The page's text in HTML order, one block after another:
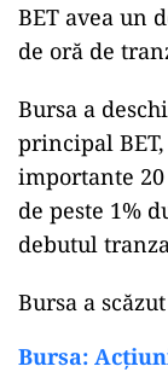
BET avea un
de oră de
Bursa a
principal
importante
de peste 1%
debutul
Bursa a
Bursa: